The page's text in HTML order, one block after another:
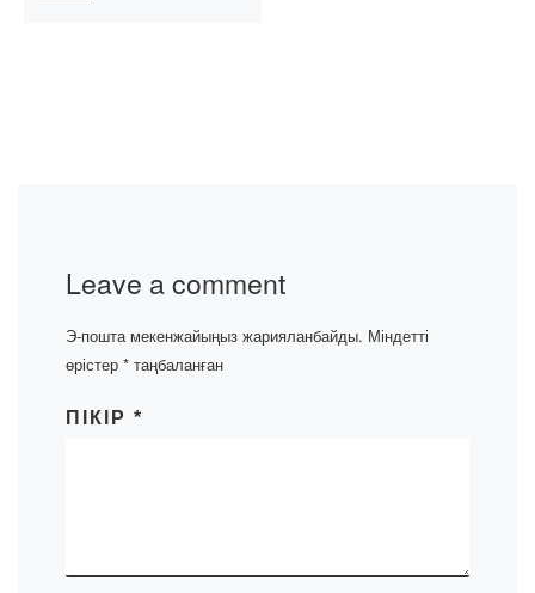
Leave a comment
Э-пошта мекенжайыңыз жарияланбайды. Міндетті
өрістер * таңбаланған
ПІКІР *